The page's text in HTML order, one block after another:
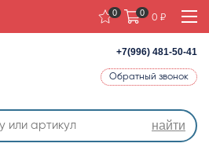
+7(996) 481-50-41
Обратный звонок
найти
0 0
0 ₽